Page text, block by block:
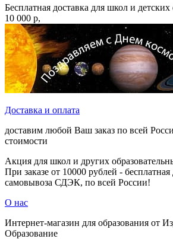
Бесплатная доставка для школ и детских
10 000 р,
Доставка и оплата
доставим любой Ваш заказ по всей
стоимости
Акция для школ и других
При заказе от 10000 рублей - бесплатная
самовывоза СДЭК, по всей России!
О нас
Интернет-магазин для образования от
Образование